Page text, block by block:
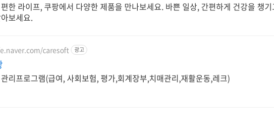
한 라이프, 쿠팡에서 다양한 제품을 만나보세요. 바쁜 일상, 간편하게 건강을 챙
보세요.
caresoft 광고
리프로그램(급여, 사회보험, 평가,회계장부,치매관리,재활운동,레크)